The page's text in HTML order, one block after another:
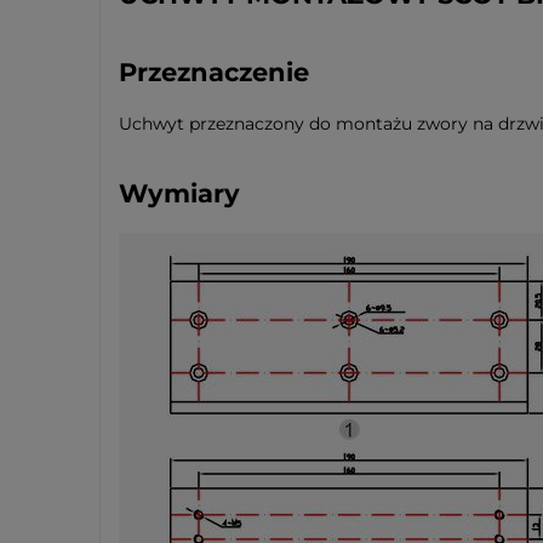
Przeznaczenie
Uchwyt przeznaczony do montażu zwory na
Wymiary